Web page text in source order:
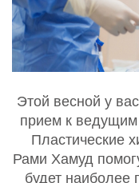
Этой весной у
прием к ведущим
Пластические
Рами Хамуд
будет